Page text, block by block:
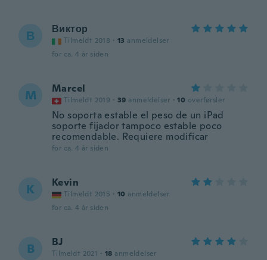
В Виктор
Tilmeldt 2018 · 13 anmeldelser
for ca. 4 år siden
M Marcel
Tilmeldt 2019 · 39 anmeldelser · 10 overførsler
No soporta estable el peso de un iPad
soporte fijador tampoco estable poco
recomendable. Requiere modificar
for ca. 4 år siden
K Kevin
Tilmeldt 2015 · 10 anmeldelser
for ca. 4 år siden
B BJ
Tilmeldt 2021 · 18 anmeldelser